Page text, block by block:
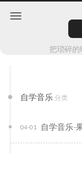
把琐碎的
自学音乐分类
自学音乐-
04-01